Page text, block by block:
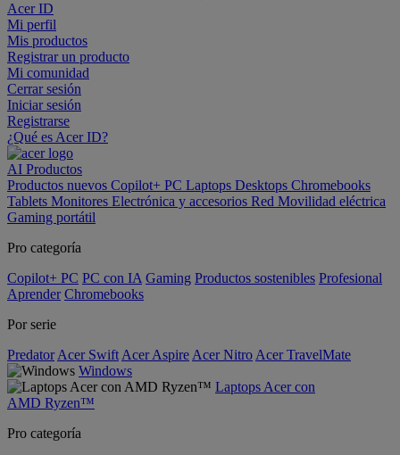
Acer ID
Mi perfil
Mis productos
Registrar un producto
Mi comunidad
Cerrar sesión
Iniciar sesión
Registrarse
¿Qué es Acer ID?
AI Productos
Productos nuevos Copilot+ PC Laptops Desktops Chromebooks
Tablets Monitores Electrónica y accesorios Red Movilidad eléctrica
Gaming portátil
Pro categoría
Copilot+ PC PC con IA Gaming Productos sostenibles Profesional
Aprender Chromebooks
Por serie
Predator Acer Swift Acer Aspire Acer Nitro Acer TravelMate
Windows
Laptops Acer con
AMD Ryzen™
Pro categoría